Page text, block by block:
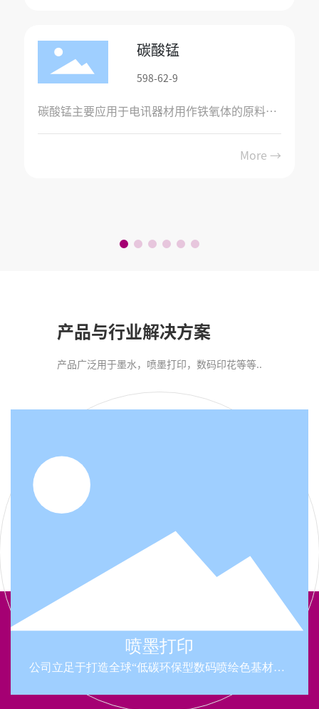
碳酸锰
598-62-9
碳酸锰主要应用于电讯器材用作铁氧体的原料。
碳酸锰广泛用作脱硫的催化剂、瓷釉颜料、清漆
催干剂、锰盐和催化剂制造的原料。在肥料、医
More →
产品与行业解决方案
产品广泛用于墨水，喷墨打印，数码印花等等..
喷墨打印
公司立足于打造全球“低碳环保型数码喷绘色基材料”